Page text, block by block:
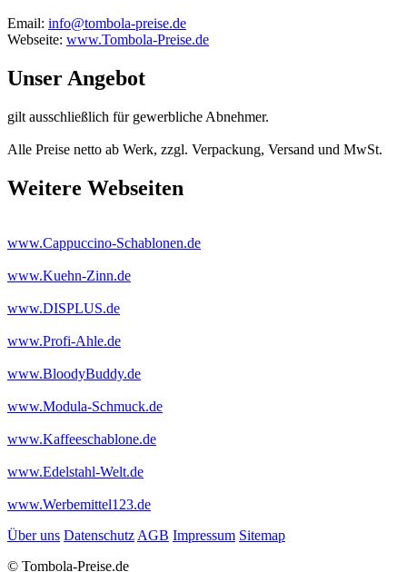
Email: info@tombola-preise.de
Webseite: www.Tombola-Preise.de
Unser Angebot
gilt ausschließlich für gewerbliche Abnehmer.
Alle Preise netto ab Werk, zzgl. Verpackung, Versand und MwSt.
Weitere Webseiten
www.Cappuccino-Schablonen.de
www.Kuehn-Zinn.de
www.DISPLUS.de
www.Profi-Ahle.de
www.BloodyBuddy.de
www.Modula-Schmuck.de
www.Kaffeeschablone.de
www.Edelstahl-Welt.de
www.Werbemittel123.de
Über uns Datenschutz AGB Impressum Sitemap
© Tombola-Preise.de